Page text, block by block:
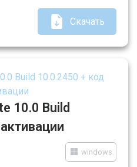
Скачать
10.0 Build
windows